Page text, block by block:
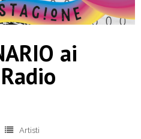
ai
Artisti